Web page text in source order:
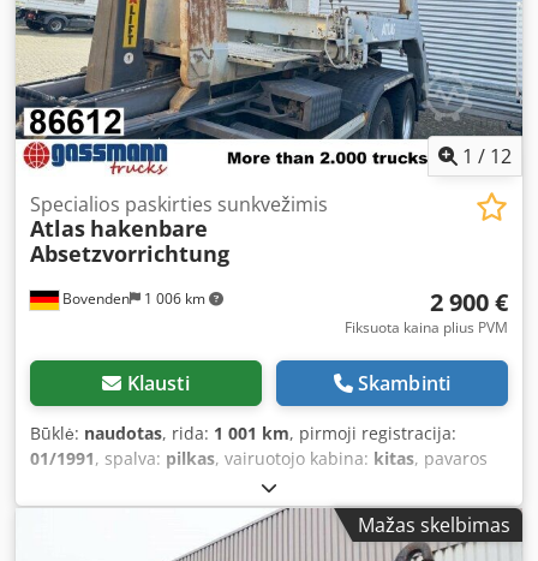
1 / 12
Bovenden 1 006 km
Specialios paskirties sunkvežimis
Atlas hakenbare
Absetzvorrichtung
2 900 €
Fiksuota kaina plius PVM
Klausti Skambinti
Būklė: naudotas, rida: 1 001 km, pirmoji registracija:
01/1991, spalva: pilkas, vairuotojo kabina: kitas, pavaros
, Gamybos metai:1991
Mažas skelbimas